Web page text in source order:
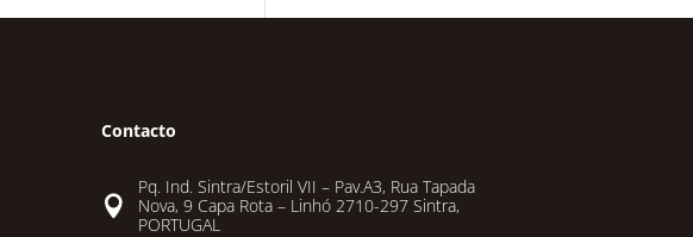
Contacto

Pq. Ind. Sintra/Estoril VII – Pav.A3, Rua Tapada
Nova, 9 Capa Rota – Linhó 2710-297 Sintra,
PORTUGAL